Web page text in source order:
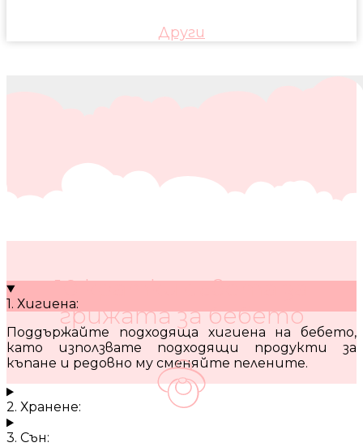
Други
10 кратки съвета за
грижата за бебето
1. Хигиена:
Поддържайте подходяща хигиена на бебето,
като използвате подходящи продукти за
къпане и редовно му сменяйте пелените.
2. Хранене:
3. Сън: